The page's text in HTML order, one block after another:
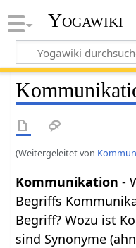
Yogawiki
(Weitergeleitet von
Kommunikation -
Begriffs
Begriff? Wozu ist
sind Synonyme